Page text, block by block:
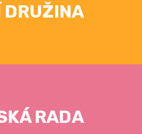
DRUŽINA
RADA